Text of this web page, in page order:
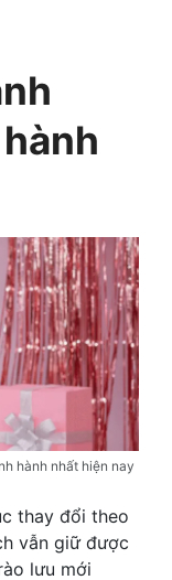
hành nhất hiện nay
thay đổi theo
vẫn giữ được
lưu mới